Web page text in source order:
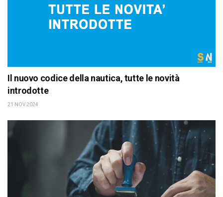
Il nuovo codice della nautica, tutte le novità
introdotte
21 NOV 2024